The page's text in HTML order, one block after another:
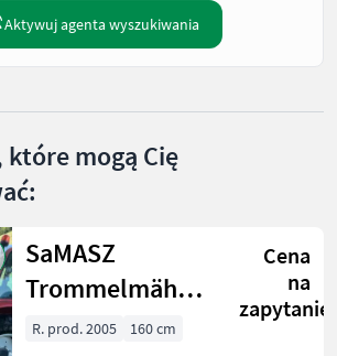
Aktywuj agenta wyszukiwania
mogą Cię
SaMASZ
Trommelmähwerk
165
Cena
na
zapytanie
R. prod. 2005 160 cm